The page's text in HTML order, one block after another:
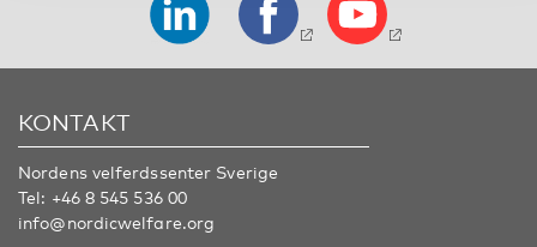
KONTAKT
Nordens velferdssenter Sverige
Tel: +46 8 545 536 00
info@nordicwelfare.org